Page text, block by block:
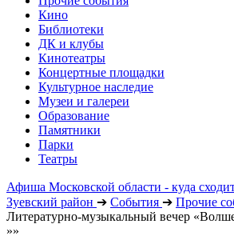
Кино
Библиотеки
ДК и клубы
Кинотеатры
Концертные площадки
Культурное наследие
Музеи и галереи
Образование
Памятники
Парки
Театры
Афиша Московской области - куда
Зуевский район ➔ События ➔ Прочие
Литературно-музыкальный вечер
»»